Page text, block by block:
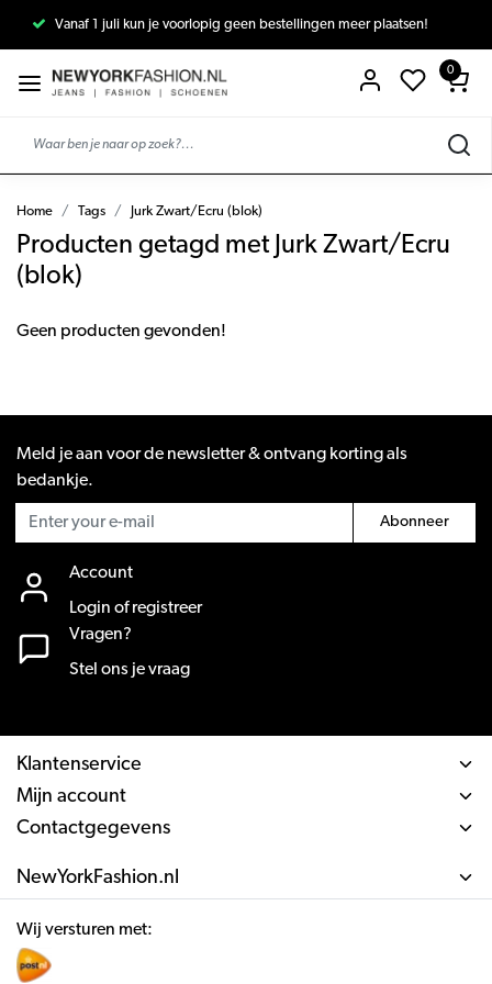
Vanaf 1 juli kun je voorlopig geen bestellingen meer plaatsen!
0
Home Tags Jurk Zwart/Ecru (blok)
Producten getagd met Jurk Zwart/Ecru
(blok)
Geen producten gevonden!
Meld je aan voor de newsletter & ontvang korting als
bedankje.
Abonneer
Account
Login of registreer
Vragen?
Stel ons je vraag
Klantenservice
Mijn account
Contactgegevens
NewYorkFashion.nl
Wij versturen met: